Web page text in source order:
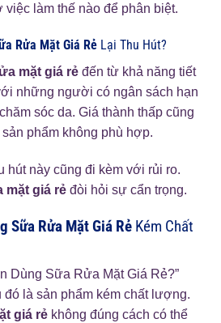
việc làm thế nào để phân biệt.
Rửa Mặt Giá Rẻ Lại Thu Hút?
mặt giá rẻ đến từ khả năng tiết
những người có ngân sách hạn
sóc da. Giá thành thấp cũng
sản phẩm không phù hợp.
hút này cũng đi kèm với rủi ro.
mặt giá rẻ đòi hỏi sự cẩn trọng.
Sữa Rửa Mặt Giá Rẻ Kém Chất
Dùng Sữa Rửa Mặt Giá Rẻ?”
đó là sản phẩm kém chất lượng.
giá rẻ không đúng cách có thể